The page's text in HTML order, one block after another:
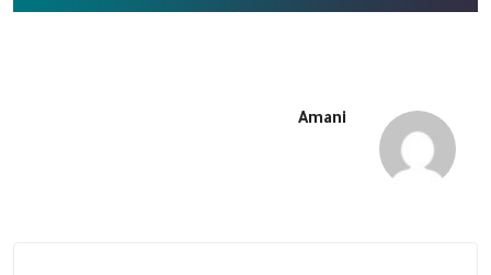
Amani